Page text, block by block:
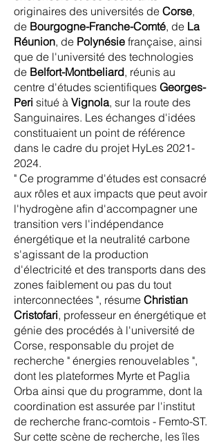
originaires des universités de Corse,
de Bourgogne-Franche-Comté, de La
Réunion, de Polynésie française, ainsi
que de l'université des technologies
de Belfort-Montbeliard, réunis au
centre d'études scientifiques Georges-
Peri situé à Vignola, sur la route des
Sanguinaires. Les échanges d'idées
constituaient un point de référence
dans le cadre du projet HyLes 2021-
2024.
" Ce programme d'études est consacré
aux rôles et aux impacts que peut avoir
l'hydrogène afin d'accompagner une
transition vers l'indépendance
énergétique et la neutralité carbone
s'agissant de la production
d'électricité et des transports dans des
zones faiblement ou pas du tout
interconnectées ", résume Christian
Cristofari, professeur en énergétique et
génie des procédés à l'université de
Corse, responsable du projet de
recherche " énergies renouvelables ",
dont les plateformes Myrte et Paglia
Orba ainsi que du programme, dont la
coordination est assurée par l'institut
de recherche franc-comtois - Femto-ST.
Sur cette scène de recherche, les îles